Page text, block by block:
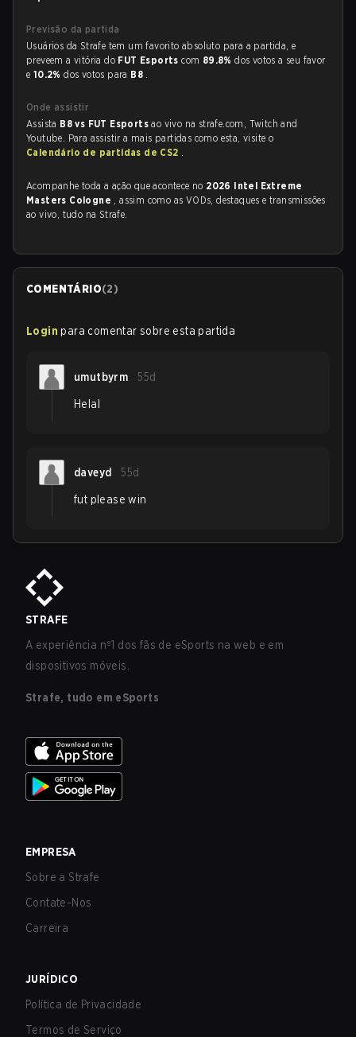
Previsão da partida
Usuários da Strafe tem um favorito absoluto para a partida, e
preveem a vitória do FUT Esportscom 89.8%dos votos a seu favor
e 10.2%dos votos para B8 .
Onde assistir
Assista B8 vs FUT Esportsao vivo na strafe.com, Twitch and
Youtube. Para assistir a mais partidas como esta, visite o
Calendário de partidas de CS2 .
Acompanhe toda a ação que acontece no 2026 Intel Extreme
Masters Cologne , assim como as VODs, destaques e transmissões
ao vivo, tudo na Strafe.
COMENTÁRIO(2)
Login para comentar sobre esta partida
umutbyrm 55d
Helal
daveyd 55d
fut please win
STRAFE
A experiência nº1 dos fãs de eSports na web e em
dispositivos móveis.
Strafe, tudo em eSports
EMPRESA
Sobre a Strafe
Contate-Nos
Carreira
JURÍDICO
Política de Privacidade
Termos de Serviço